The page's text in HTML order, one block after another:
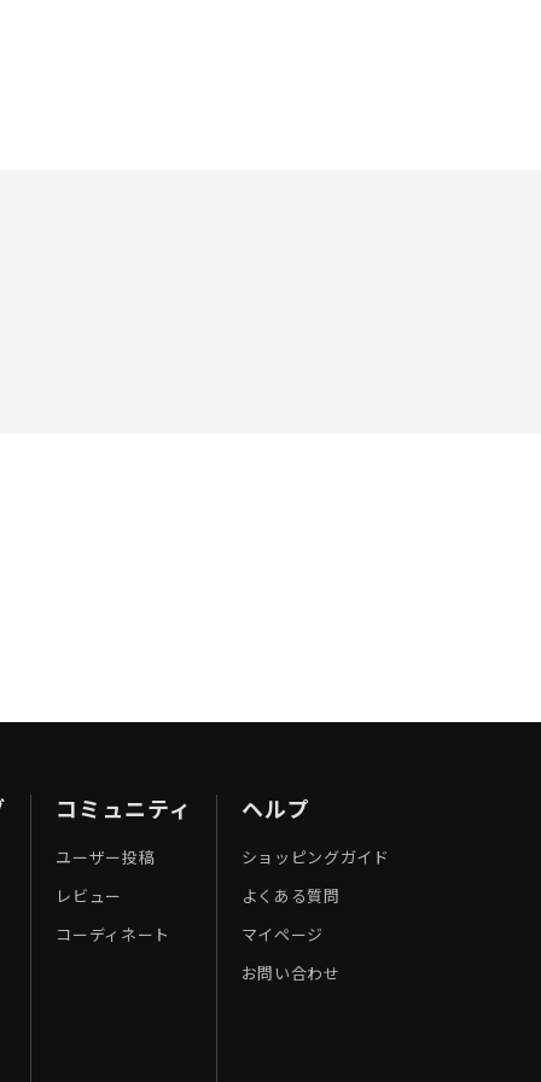
コミュニティ
ユーザー投稿
レビュー
コーディネート
ヘルプ
ショッピングガイド
よくある質問
マイページ
お問い合わせ